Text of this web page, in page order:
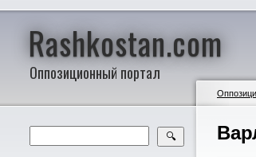
Rashkostan.com
Оппозиционный портал
🔍